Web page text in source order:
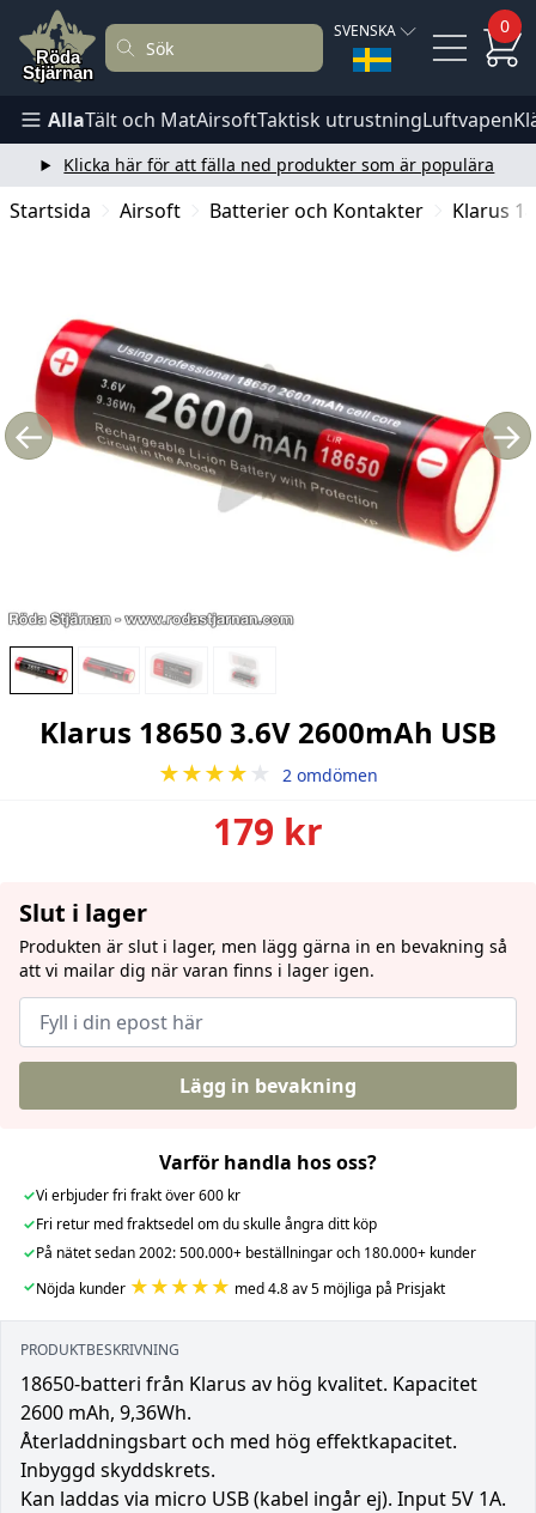
SVENSKA 0
AllaTält och MatAirsoftTaktisk utrustningLuftvapen
Klicka här för att fälla ned produkter som är populära
Startsida Airsoft Batterier och Kontakter Klarus
← →
Klarus 18650 3.6V 2600mAh USB
★★★★ ★ 2 omdömen
179 kr
Slut i lager
Produkten är slut i lager, men lägg gärna in en bevakning så
att vi mailar dig när varan finns i lager igen.
Lägg in bevakning
Varför handla hos oss?
✓Vi erbjuder fri frakt över 600 kr
✓Fri retur med fraktsedel om du skulle ångra ditt köp
✓På nätet sedan 2002: 500.000+ beställningar och 180.000+ kunder
✓Nöjda kunder ★★★★★ med 4.8 av 5 möjliga på Prisjakt
PRODUKTBESKRIVNING
18650-batteri från Klarus av hög kvalitet. Kapacitet
2600 mAh, 9,36Wh.
Återladdningsbart och med hög effektkapacitet.
Inbyggd skyddskrets.
Kan laddas via micro USB (kabel ingår ej). Input 5V 1A.